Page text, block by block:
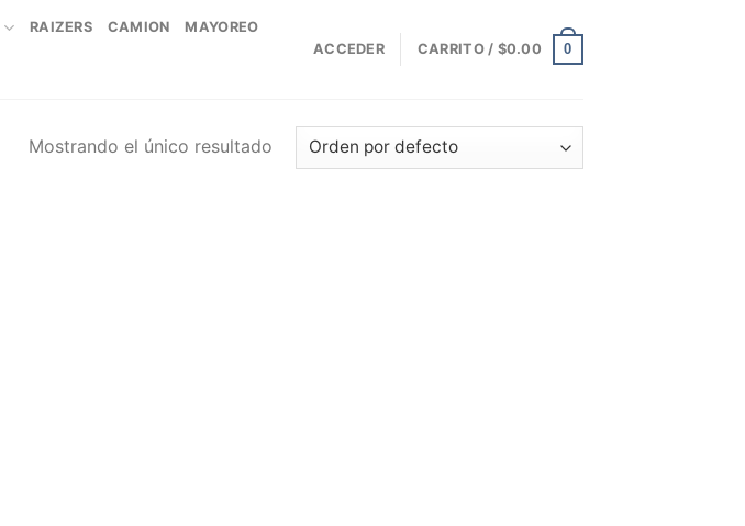
RAIZERS CAMION MAYOREO
ACCEDER CARRITO / $0.00 0
Mostrando el único resultado